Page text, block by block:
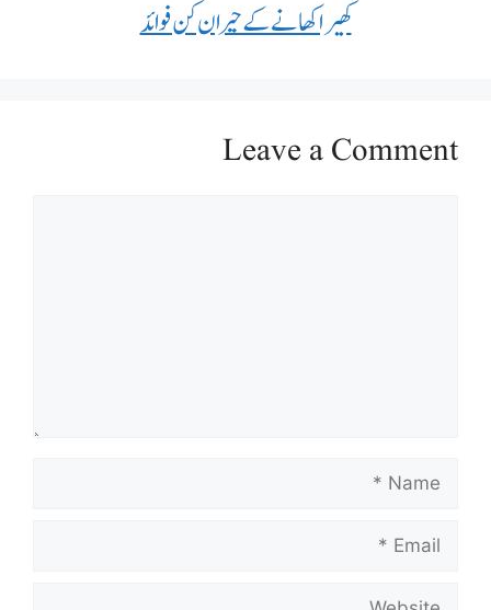
کھیرا کھانے کے حیران کن فوائد
Leave a Comment
Email
Website